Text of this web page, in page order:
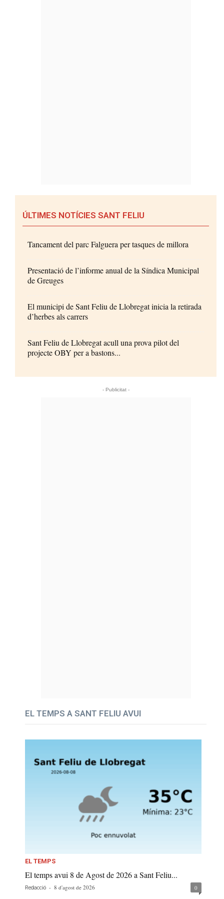
ÚLTIMES NOTÍCIES SANT FELIU
Tancament del parc Falguera per tasques de millora
Presentació de l’informe anual de la Síndica Municipal
de Greuges
El municipi de Sant Feliu de Llobregat inicia la retirada
d’herbes als carrers
Sant Feliu de Llobregat acull una prova pilot del
projecte OBY per a bastons...
- Publicitat -
EL TEMPS A SANT FELIU AVUI
EL TEMPS
El temps avui 8 de Agost de 2026 a Sant Feliu...
Redacció - 8 d'agost de 2026 0